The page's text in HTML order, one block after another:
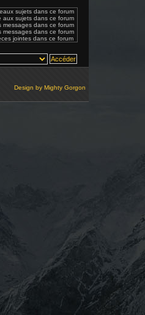
sujets dans ce forum
aux sujets dans ce forum
messages dans ce forum
messages dans ce forum
jointes dans ce forum
Design by Mighty Gorgon